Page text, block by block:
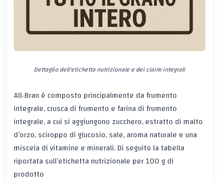
Dettaglio dell'etichetta nutrizionale e dei claim integrali
All‑Bran è composto principalmente da frumento
integrale, crusca di frumento e farina di frumento
integrale, a cui si aggiungono zucchero, estratto di malto
d’orzo, sciroppo di glucosio, sale, aroma naturale e una
miscela di vitamine e minerali. Di seguito la tabella
riportata sull’etichetta nutrizionale per 100 g di
prodotto